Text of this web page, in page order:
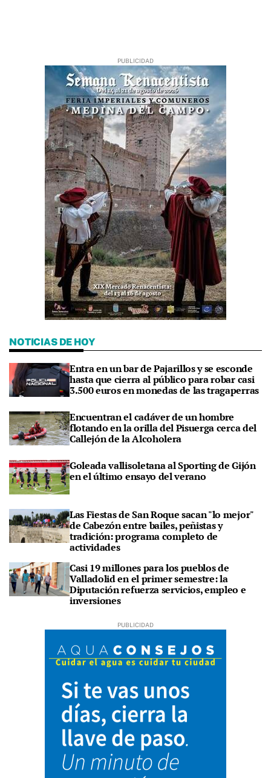
NOTICIAS DE HOY
Entra en un bar de Pajarillos y se esconde
hasta que cierra al público para robar casi
3.500 euros en monedas de las tragaperras
Encuentran el cadáver de un hombre
flotando en la orilla del Pisuerga cerca del
Callejón de la Alcoholera
Goleada vallisoletana al Sporting de Gijón
en el último ensayo del verano
Las Fiestas de San Roque sacan "lo mejor"
de Cabezón entre bailes, peñistas y
tradición: programa completo de
actividades
Casi 19 millones para los pueblos de
Valladolid en el primer semestre: la
Diputación refuerza servicios, empleo e
inversiones